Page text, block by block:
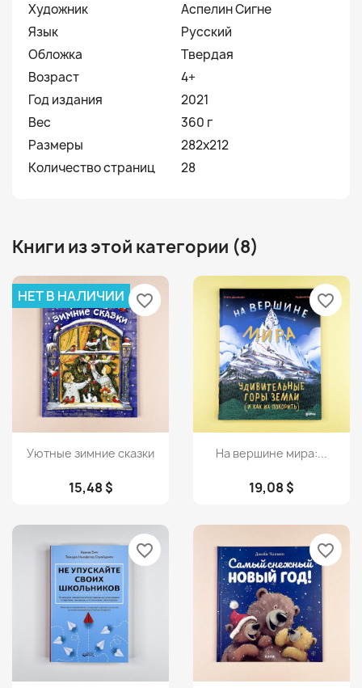
Художник
Аспелин Сигне
Язык
Русский
Обложка
Твердая
Возраст
4+
Год издания
2021
Вес
360 г
Размеры
282х212
Количество страниц
28
Книги из этой категории (8)
Просмотр
Уютные зимние сказки
15,48 $
НЕТ В НАЛИЧИИ favorite_border
Просмотр
На вершине мира:...
19,08 $
favorite_border
favorite_border favorite_border